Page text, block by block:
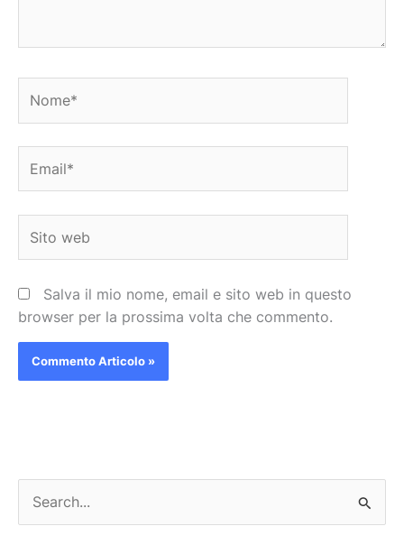
web
Salva il mio nome, email e sito web in questo
browser per la prossima volta che commento.